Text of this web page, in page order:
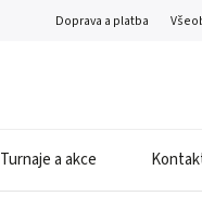
Doprava a platba
Turnaje a akce